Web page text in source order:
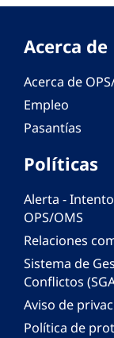
Acerca de
Acerca de
Empleo
Pasantías
Políticas
Alerta -
OPS/OMS
Relaciones
Sistema de
Conflictos
Aviso de
Política de